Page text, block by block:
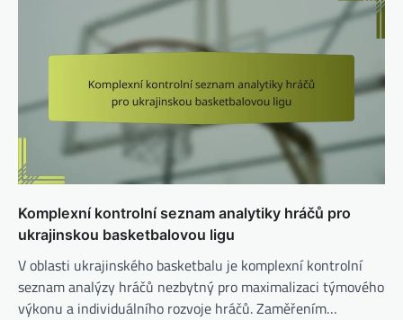
Komplexní kontrolní seznam analytiky hráčů pro
ukrajinskou basketbalovou ligu
V oblasti ukrajinského basketbalu je komplexní kontrolní
seznam analýzy hráčů nezbytný pro maximalizaci týmového
výkonu a individuálního rozvoje hráčů. Zaměřením…